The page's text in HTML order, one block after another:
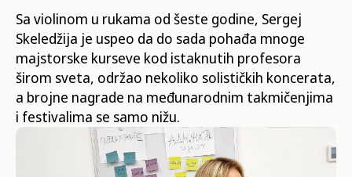
Sa violinom u rukama od šeste godine, Sergej
Skeledžija je uspeo da do sada pohađa mnoge
majstorske kurseve kod istaknutih profesora
širom sveta, održao nekoliko solističkih koncerata,
a brojne nagrade na međunarodnim takmičenjima
i festivalima se samo nižu.